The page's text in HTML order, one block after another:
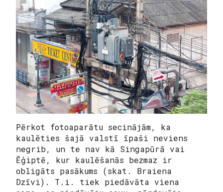
Pērkot fotoaparātu secinājām, ka
kaulēties šajā valstī īpaši neviens
negrib, un te nav kā Singapūrā vai
Ēģiptē, kur kaulēšanās bezmaz ir
obligāts pasākums (skat. Braiena
Dzīvi). T.i. tiek piedāvāta viena